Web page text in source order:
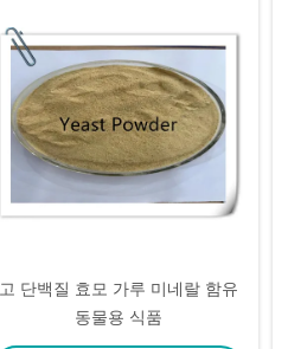
고 단백질 효모 가루 미네랄 함유
동물용 식품